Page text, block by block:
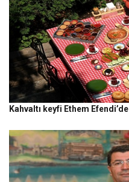
Kahvaltı keyfi Ethem Efendi’de